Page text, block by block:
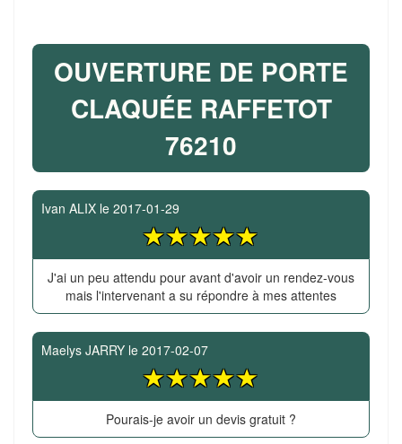
OUVERTURE DE PORTE
CLAQUÉE RAFFETOT
76210
Ivan ALIX le 2017-01-29
J'ai un peu attendu pour avant d'avoir un rendez-vous
mais l'intervenant a su répondre à mes attentes
Maelys JARRY le 2017-02-07
Pourais-je avoir un devis gratuit ?